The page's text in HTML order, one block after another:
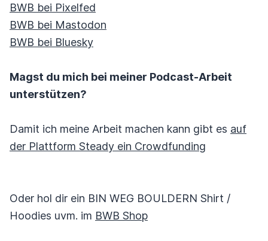
BWB bei Pixelfed
BWB bei Mastodon
BWB bei Bluesky
Magst du mich bei meiner Podcast-Arbeit
unterstützen?
Damit ich meine Arbeit machen kann gibt es auf
der Plattform Steady ein Crowdfunding
Oder hol dir ein BIN WEG BOULDERN Shirt /
Hoodies uvm. im BWB Shop